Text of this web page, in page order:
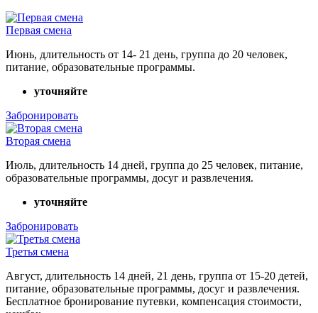
Первая смена
Июнь, длительность от 14- 21 день, группа до 20 человек,
питание, образовательные программы.
уточняйте
Забронировать
Вторая смена
Июль, длительность 14 дней, группа до 25 человек, питание,
образовательные программы, досуг и развлечения.
уточняйте
Забронировать
Третья смена
Август, длительность 14 дней, 21 день, группа от 15-20 детей,
питание, образовательные программы, досуг и развлечения.
Бесплатное бронирование путевки, компенсация стоимости,